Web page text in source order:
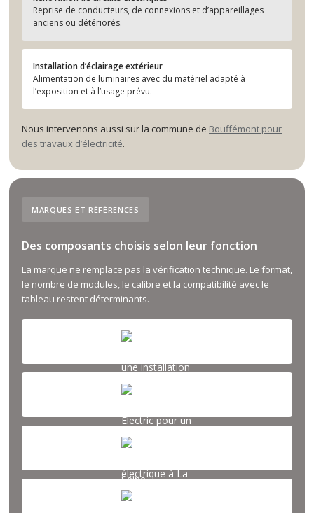
Reprise de conducteurs, de connexions et d’appareillages
anciens ou détériorés.
Installation d’éclairage extérieur
Alimentation de luminaires avec du matériel adapté à
l’exposition et à l’usage prévu.
Nous intervenons aussi sur la commune de Bouffémont pour
des travaux d’électricité.
MARQUES ET RÉFÉRENCES
Des composants choisis selon leur fonction
La marque ne remplace pas la vérification technique. Le format,
le nombre de modules, le calibre et la compatibilité avec le
tableau restent déterminants.